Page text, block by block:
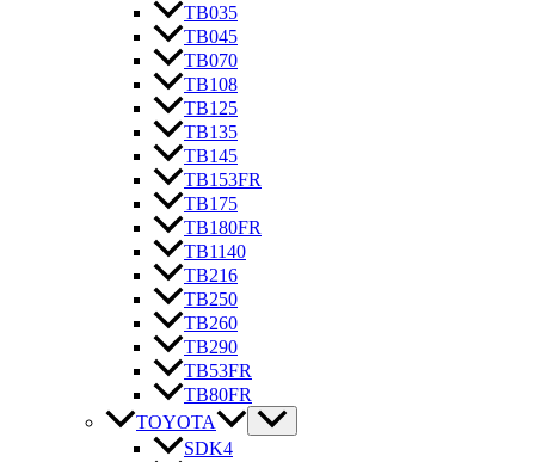
TB035
TB045
TB070
TB108
TB125
TB135
TB145
TB153FR
TB175
TB180FR
TB1140
TB216
TB250
TB260
TB290
TB53FR
TB80FR
TOYOTA
SDK4